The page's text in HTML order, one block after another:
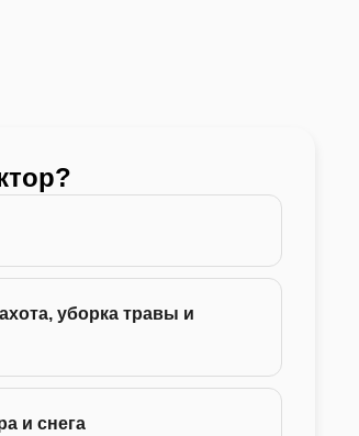
уборка травы и
и снега